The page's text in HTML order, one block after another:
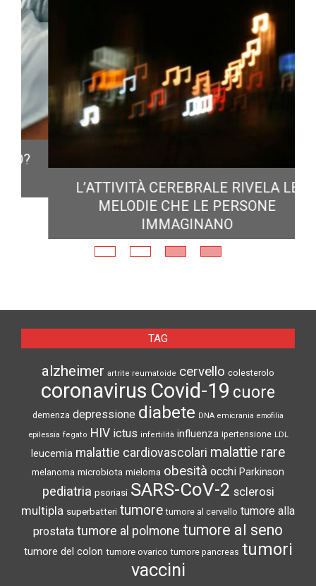
L’ATTIVITÀ CEREBRALE RIVELA LE
MELODIE CHE LE PERSONE
IMMAGINANO
TAG
alzheimer artrite reumatoide cervello colesterolo
coronavirus Covid-19 cuore
demenza depressione diabete DNA emicrania emofilia
epilessia fegato HIV ictus infertilità influenza ipertensione LDL
leucemia malattie cardiovascolari malattie rare
melanoma microbiota mieloma obesità occhi Parkinson
pediatria psoriasi SARS-CoV-2 sclerosi
multipla superbatteri tumore tumore al cervello tumore alla
prostata tumore al polmone tumore al seno
tumore del colon tumore ovarico tumore pancreas tumori
vaccini